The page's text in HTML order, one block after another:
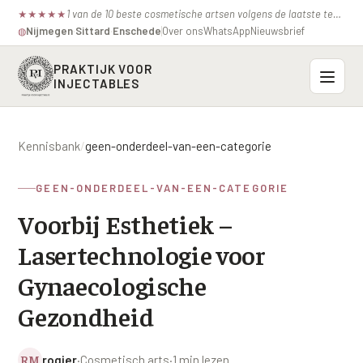
★ ★ ★ ★ ★ 1 van de 10 beste cosmetische artsen volgens de laatste test van de consumentenbond.
◍Nijmegen·Sittard·EnschedeOver onsWhatsAppNieuwsbrief
PRAKTIJK VOOR
INJECTABLES
Voorhoofdsrimpels
Fronsrimpel
Wenkbrauwen
Kraaienpootjes
Botox / anti-rimpel
Profielen
VEROUDERING
Hangende Huid Profiel
Extreme Huidverslapping Profiel
Prijzen
Contact
Kennisbank/geen-onderdeel-van-een-categorie
GEEN-ONDERDEEL-VAN-EEN-CATEGORIE
Voorbij Esthetiek –
Lasertechnologie voor
Gynaecologische
Gezondheid
RM rogier·Cosmetisch arts·1 min lezen